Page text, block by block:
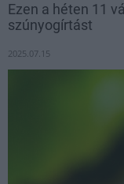
Ezen a héten 11
szúnyogírtást
2025.07.15